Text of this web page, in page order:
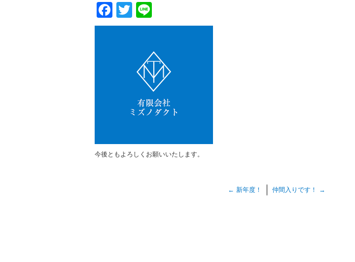
Facebook
Twitter
今後ともよろしくお願いいたします。
← 新年度！ 仲間入りです！ →